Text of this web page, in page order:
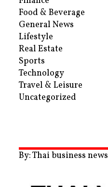
Food & Beverage
General News
Lifestyle
Real Estate
Sports
Technology
Travel & Leisure
Uncategorized
By: Thai business news